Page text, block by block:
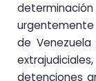
urgentemente
de
detenciones